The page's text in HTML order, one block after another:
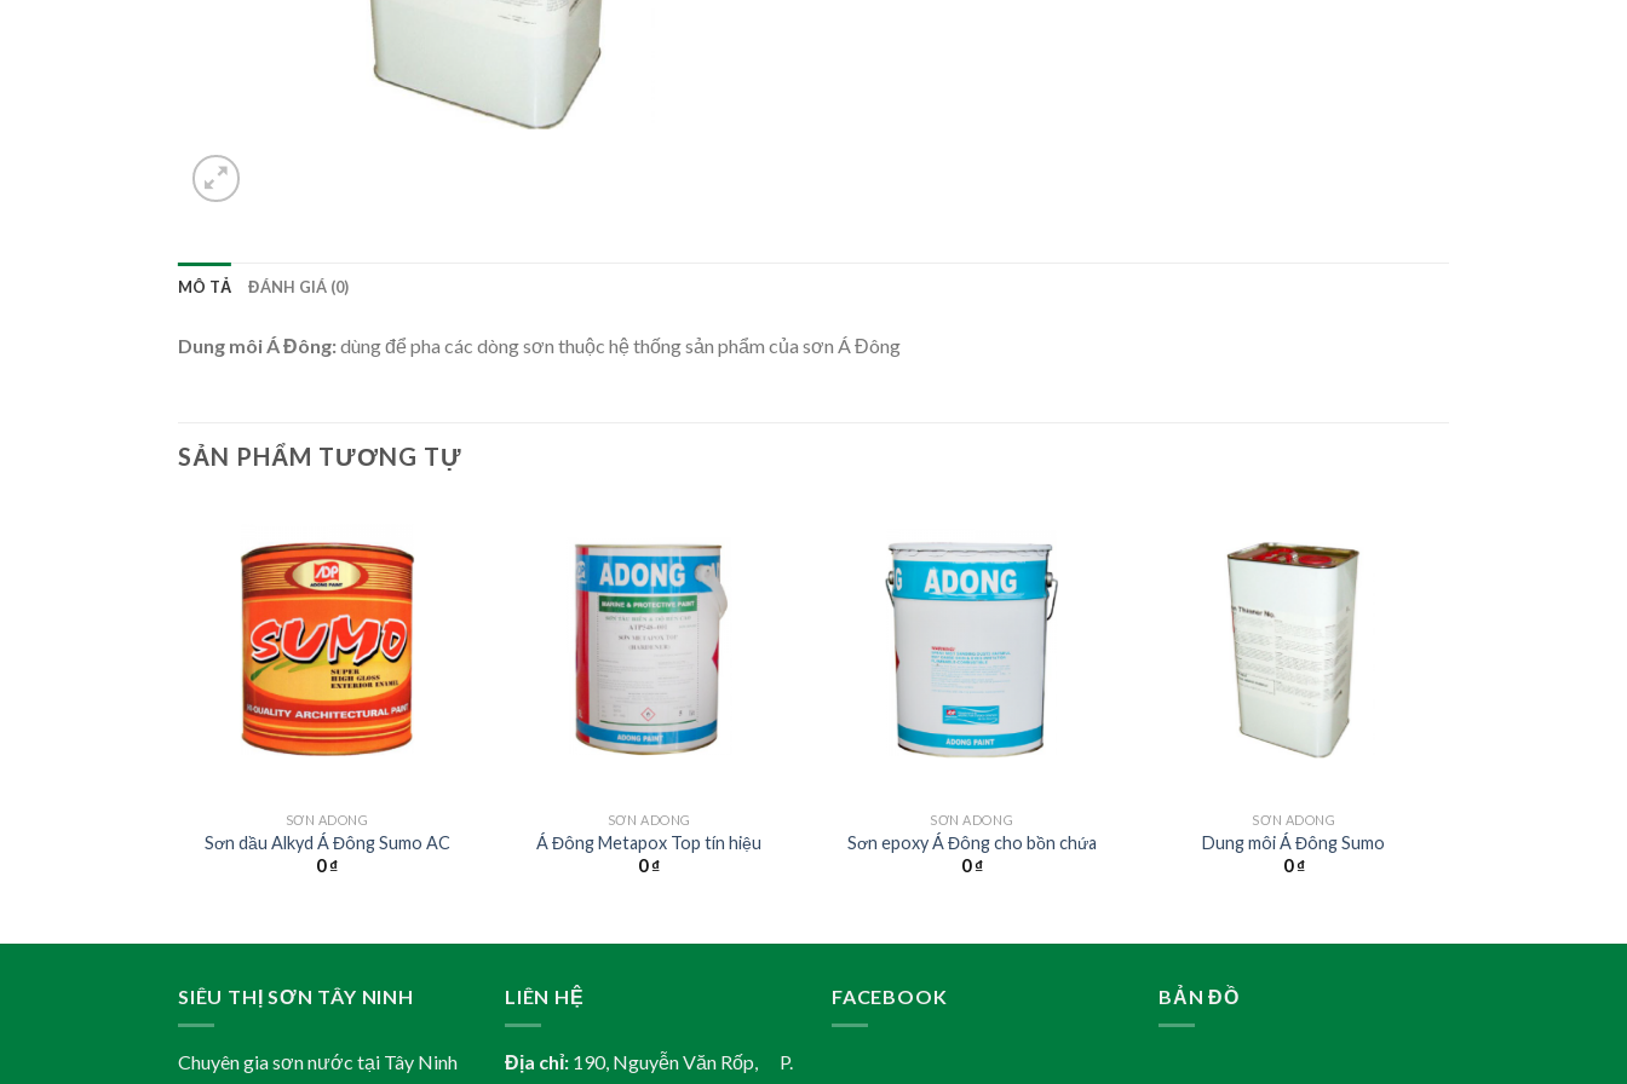
MÔ TẢ ĐÁNH GIÁ (0)
Dung môi Á Đông:dùng để pha các dòng sơn thuộc hệ thống sản phẩm của sơn Á Đông
SẢN PHẨM TƯƠNG TỰ
SƠN ADONG
Sơn dầu Alkyd Á Đông Sumo AC
0₫
SƠN ADONG
Á Đông Metapox Top tín hiệu
0₫
SƠN ADONG
Sơn epoxy Á Đông cho bồn chứa
0₫
SƠN ADONG
Dung môi Á Đông Sumo
0₫
SIÊU THỊ SƠN TÂY NINH
Chuyên gia sơn nước tại Tây Ninh
LIÊN HỆ
Địa chỉ: 190, Nguyễn Văn Rốp, P.
FACEBOOK BẢN ĐỒ